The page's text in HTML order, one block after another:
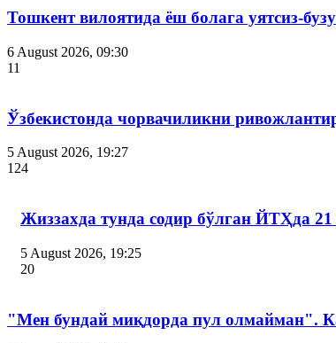
Тошкент вилоятида ёш болага уятсиз-
6 August 2026, 09:30
11
Ўзбекистонда чорвачиликни
5 August 2026, 19:27
124
Жиззахда тунда содир бўлган ЙТҲда
5 August 2026, 19:25
20
"Мен бундай миқдорда пул олмайман".